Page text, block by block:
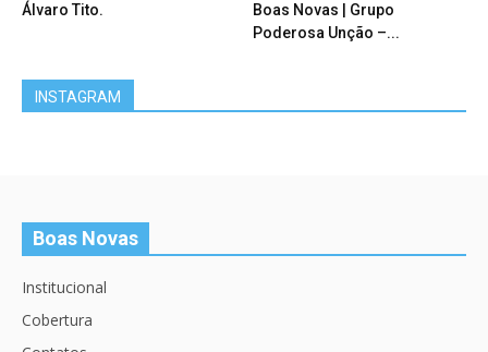
Álvaro Tito.
Boas Novas | Grupo
Poderosa Unção –...
INSTAGRAM
Boas Novas
Institucional
Cobertura